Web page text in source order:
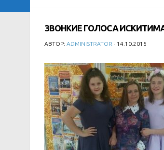
ЗВОНКИЕ ГОЛОСА
АВТОР: ADMINISTRATOR · 14.10.2016